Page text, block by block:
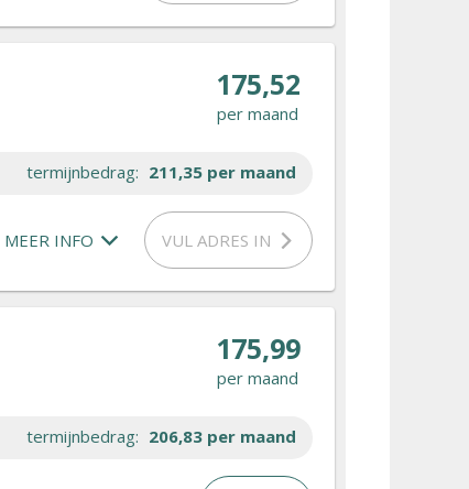
175,52
per maand
termijnbedrag: 211,35 per maand
MEER INFO VUL ADRES IN
175,99
per maand
termijnbedrag: 206,83 per maand